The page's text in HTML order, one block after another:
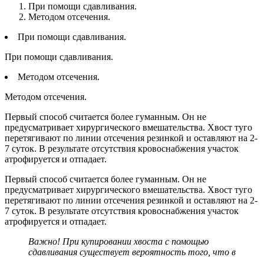
При помощи сдавливания.
Методом отсечения.
При помощи сдавливания.
При помощи сдавливания.
Методом отсечения.
Методом отсечения.
Первый способ считается более гуманным. Он не
предусматривает хирургического вмешательства. Хвост туго
перетягивают по линии отсечения резинкой и оставляют на 2-
7 суток. В результате отсутствия кровоснабжения участок
атрофируется и отпадает.
Первый способ считается более гуманным. Он не
предусматривает хирургического вмешательства. Хвост туго
перетягивают по линии отсечения резинкой и оставляют на 2-
7 суток. В результате отсутствия кровоснабжения участок
атрофируется и отпадает.
Важно! При купировании хвоста с помощью
сдавливания существует вероятность того, что в